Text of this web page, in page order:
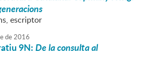
escriptor
de2016
9N:De la consulta al